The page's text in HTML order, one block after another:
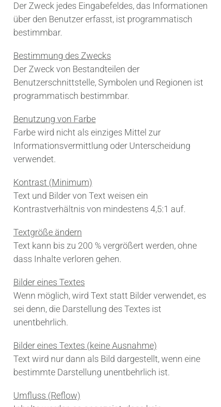
Der Zweck jedes Eingabefeldes, das Informationen
über den Benutzer erfasst, ist programmatisch
bestimmbar.
Bestimmung des Zwecks
Der Zweck von Bestandteilen der
Benutzerschnittstelle, Symbolen und Regionen ist
programmatisch bestimmbar.
Benutzung von Farbe
Farbe wird nicht als einziges Mittel zur
Informationsvermittlung oder Unterscheidung
verwendet.
Kontrast (Minimum)
Text und Bilder von Text weisen ein
Kontrastverhältnis von mindestens 4,5:1 auf.
Textgröße ändern
Text kann bis zu 200 % vergrößert werden, ohne
dass Inhalte verloren gehen.
Bilder eines Textes
Wenn möglich, wird Text statt Bilder verwendet, es
sei denn, die Darstellung des Textes ist
unentbehrlich.
Bilder eines Textes (keine Ausnahme)
Text wird nur dann als Bild dargestellt, wenn eine
bestimmte Darstellung unentbehrlich ist.
Umfluss (Reflow)